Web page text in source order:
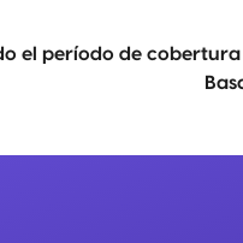
el período de